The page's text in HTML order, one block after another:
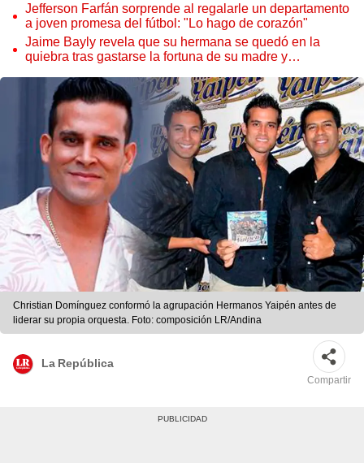
Jefferson Farfán sorprende al regalarle un departamento
a joven promesa del fútbol: "Lo hago de corazón"
Jaime Bayly revela que su hermana se quedó en la
quiebra tras gastarse la fortuna de su madre y
Christian Domínguez conformó la agrupación Hermanos Yaipén antes de
liderar su propia orquesta. Foto: composición LR/Andina
La República
Compartir